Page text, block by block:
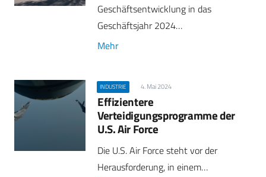
Geschäftsentwicklung in das
Geschäftsjahr 2024…
Mehr
INDUSTRIE 4. Mai 2024
Effizientere
Verteidigungsprogramme der
U.S. Air Force
Die U.S. Air Force steht vor der
Herausforderung, in einem…